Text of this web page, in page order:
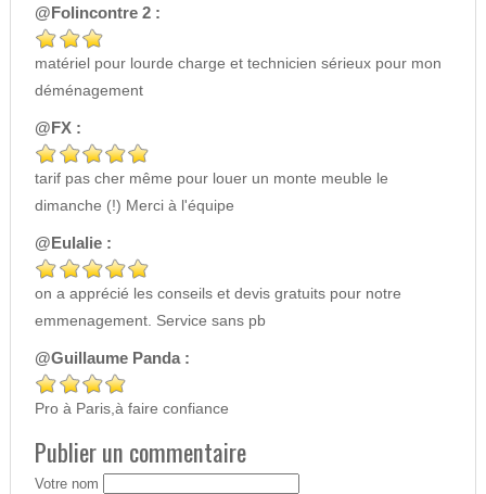
@Folincontre 2 :
matériel pour lourde charge et technicien sérieux pour mon
déménagement
@FX :
tarif pas cher même pour louer un monte meuble le
dimanche (!) Merci à l'équipe
@Eulalie :
on a apprécié les conseils et devis gratuits pour notre
emmenagement. Service sans pb
@Guillaume Panda :
Pro à Paris,à faire confiance
Publier un commentaire
Votre nom